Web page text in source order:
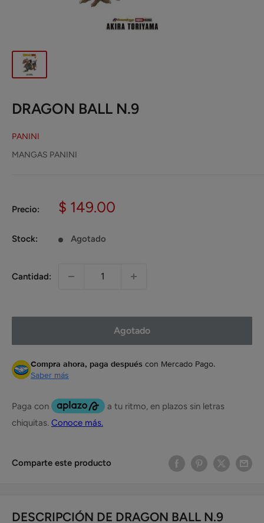
DRAGON BALL N.9
PANINI
MANGAS PANINI
Precio:
Precio
venta
$ 149.00
Stock: Agotado
Cantidad:
Agotado
Compra ahora, paga después con Mercado Pago.
Saber más
Comparte este producto
DESCRIPCIÓN DE DRAGON BALL N.9